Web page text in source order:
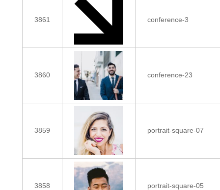
3861 conference-3
3860 conference-23
3859 portrait-square-07
3858 portrait-square-05